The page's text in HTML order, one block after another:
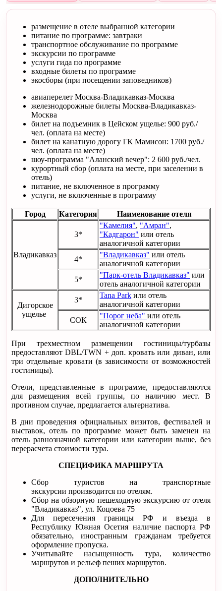
размещение в отеле выбранной категории
питание по программе: завтраки
транспортное обслуживание по программе
экскурсии по программе
услуги гида по программе
входные билеты по программе
экосборы (при посещении заповедников)
авиаперелет Москва-Владикавказ-Москва
железнодорожные билеты Москва-Владикавказ-
Москва
билет на подъемник в Цейском ущелье: 900 руб./
чел. (оплата на месте)
билет на канатную дорогу ГК Мамисон: 1700 руб./
чел. (оплата на месте)
шоу-программа "Аланский вечер": 2 600 руб./чел.
курортный сбор (оплата на месте, при заселении в
отель)
питание, не включенное в программу
услуги, не включенные в программу
Город Категория Наименование отеля
Владикавказ
3*
"Камелия", "Амран",
"Кадгарон" или отель
аналогичной категории
4*
"Владикавказ" или отель
аналогичной категории
5*
"Парк-отель Владикавказ" или
отель аналогичной категории
Дигорское
ущелье
3*
Tana Park или отель
аналогичной категории
СОК
"Порог неба" или отель
аналогичной категории
При трехместном размещении гостиницы/турбазы
предоставляют DBL/TWN + доп. кровать или диван, или
три отдельные кровати (в зависимости от возможностей
гостиницы).
Отели, представленные в программе, предоставляются
для размещения всей группы, по наличию мест. В
противном случае, предлагается альтернатива.
В дни проведения официальных визитов, фестивалей и
выставок, отель по программе может быть заменен на
отель равнозначной категории или категории выше, без
перерасчета стоимости тура.
СПЕЦИФИКА МАРШРУТА
Сбор туристов на транспортные
экскурсии производится по отелям.
Сбор на обзорную пешеходную экскурсию от отеля
"Владикавказ", ул. Коцоева 75
Для пересечения границы РФ и въезда в
Республику Южная Осетия наличие паспорта РФ
обязательно, иностранным гражданам требуется
оформление пропуска.
Учитывайте насыщенность тура, количество
маршрутов и рельеф пеших маршрутов.
ДОПОЛНИТЕЛЬНО